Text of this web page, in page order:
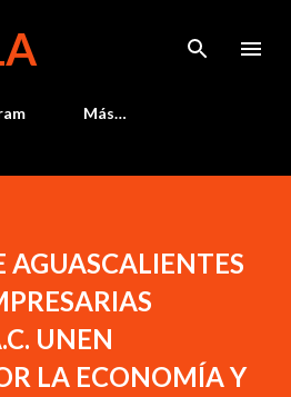
Más…
UNEN
LA ECONOMÍA Y